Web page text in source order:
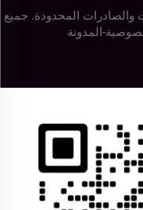
المحدودة. جميع
-المدونة